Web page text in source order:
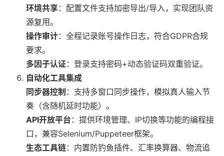
环境共享：配置文件支持加密导出/导入，实现团队资
源复用。
操作审计：全程记录账号操作日志，符合GDPR合规
要求。
多因子认证：登录支持密码+动态验证码双重验证。
自动化工具集成
同步器控制 ：支持多窗口同步操作，模拟真人输入节
奏（含随机延时功能）。
API开放平台 ：提供环境管理、IP切换等功能的编程接
口，兼容Selenium/Puppeteer框架。
生态工具链：内置防钓鱼插件、汇率换算器、物流追